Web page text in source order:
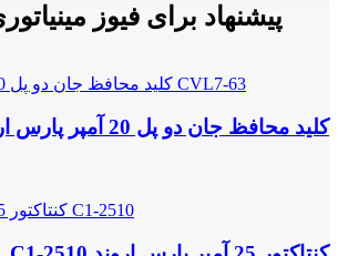
پیشنهاد برای فیوز
کلید محافظ جان دو پل 20 آمپر پارس اروند CVL7-63